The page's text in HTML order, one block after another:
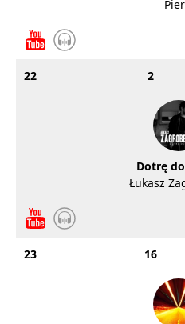
22 2
Dotrę
Łukasz
23 16